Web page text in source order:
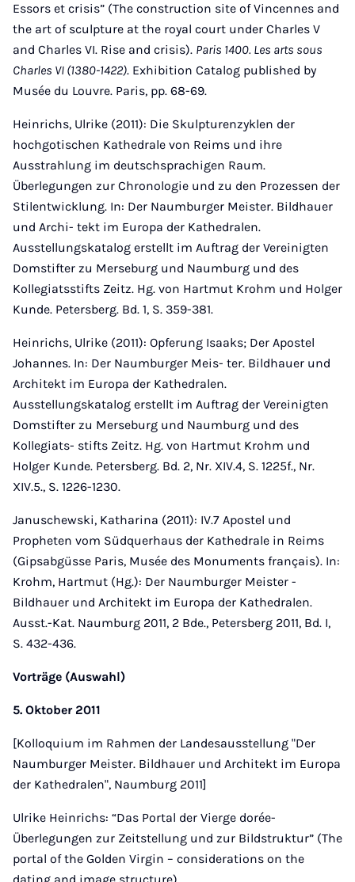
Essors et crisis” (The construction site of Vincennes and
the art of sculpture at the royal court under Charles V
and Charles VI. Rise and crisis). Paris 1400. Les arts sous
Charles VI (1380-1422). Exhibition Catalog published by
Musée du Louvre. Paris, pp. 68-69.
Heinrichs, Ulrike (2011): Die Skulpturenzyklen der
hochgotischen Kathedrale von Reims und ihre
Ausstrahlung im deutschsprachigen Raum.
Überlegungen zur Chronologie und zu den Prozessen der
Stilentwicklung. In: Der Naumburger Meister. Bildhauer
und Archi- tekt im Europa der Kathedralen.
Ausstellungskatalog erstellt im Auftrag der Vereinigten
Domstifter zu Merseburg und Naumburg und des
Kollegiatsstifts Zeitz. Hg. von Hartmut Krohm und Holger
Kunde. Petersberg. Bd. 1, S. 359-381.
Heinrichs, Ulrike (2011): Opferung Isaaks; Der Apostel
Johannes. In: Der Naumburger Meis- ter. Bildhauer und
Architekt im Europa der Kathedralen.
Ausstellungskatalog erstellt im Auftrag der Vereinigten
Domstifter zu Merseburg und Naumburg und des
Kollegiats- stifts Zeitz. Hg. von Hartmut Krohm und
Holger Kunde. Petersberg. Bd. 2, Nr. XIV.4, S. 1225f., Nr.
XIV.5., S. 1226-1230.
Januschewski, Katharina (2011): IV.7 Apostel und
Propheten vom Südquerhaus der Kathedrale in Reims
(Gipsabgüsse Paris, Musée des Monuments français). In:
Krohm, Hartmut (Hg.): Der Naumburger Meister -
Bildhauer und Architekt im Europa der Kathedralen.
Ausst.-Kat. Naumburg 2011, 2 Bde., Petersberg 2011, Bd. I,
S. 432-436.
Vorträge (Auswahl)
5. Oktober 2011
[Kolloquium im Rahmen der Landesausstellung "Der
Naumburger Meister. Bildhauer und Architekt im Europa
der Kathedralen", Naumburg 2011]
Ulrike Heinrichs: “Das Portal der Vierge dorée-
Überlegungen zur Zeitstellung und zur Bildstruktur” (The
portal of the Golden Virgin – considerations on the